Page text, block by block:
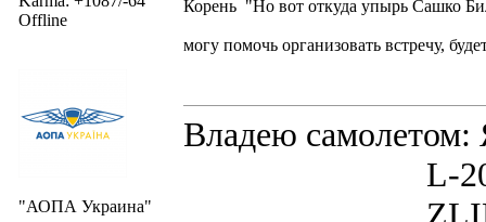
Offline
"АОПА Украина"
Корень "Но вот откуда упырь Сашко
могу помочь организовать встречу,
Владею
L-200D